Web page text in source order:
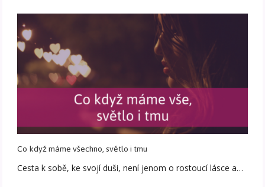
Co když máme všechno, světlo i tmu
Cesta k sobě, ke svojí duši, není jenom o rostoucí lásce a…